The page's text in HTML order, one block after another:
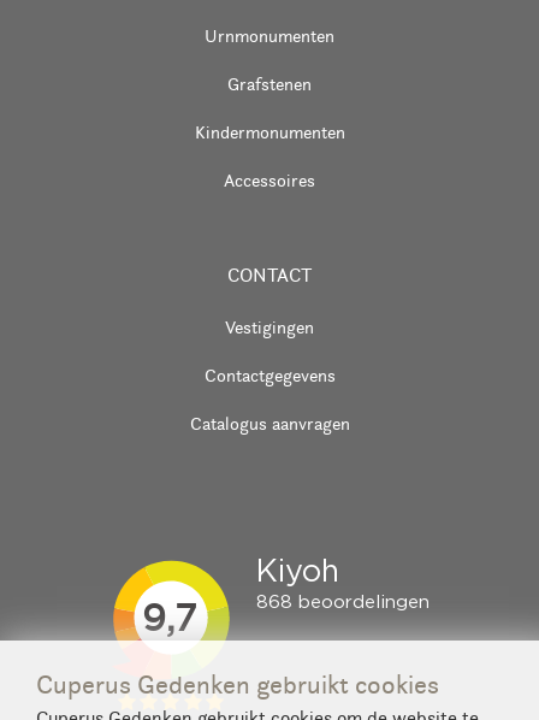
Urnmonumenten
Grafstenen
Kindermonumenten
Accessoires
CONTACT
Vestigingen
Contactgegevens
Catalogus aanvragen
Cuperus Gedenken gebruikt cookies